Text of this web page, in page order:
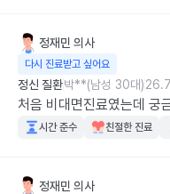
정재민 의사
다시 진료받고 싶어요
정신 질환박**(남성 30대)
처음 비대면진료였는데 궁
시간 준수 친절한 진료
정재민 의사